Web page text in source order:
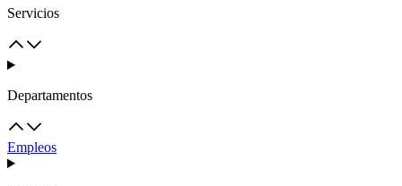
Servicios
Departamentos
Empleos